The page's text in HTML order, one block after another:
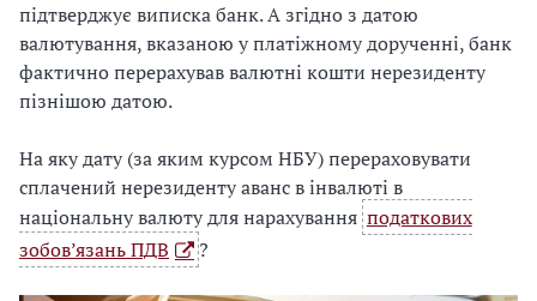
підтверджує виписка банк. А згідно з датою
валютування, вказаною у платіжному дорученні, банк
фактично перерахував валютні кошти нерезиденту
пізнішою датою.
На яку дату (за яким курсом НБУ) перераховувати
сплачений нерезиденту аванс в інвалюті в
національну валюту для нарахування податкових
зобов’язань ПДВ
?